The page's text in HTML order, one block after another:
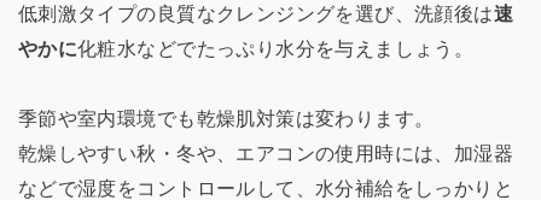
低刺激タイプの良質なクレンジングを選び、洗顔後は速
やかに化粧水などでたっぷり水分を与えましょう。
季節や室内環境でも乾燥肌対策は変わります。
乾燥しやすい秋・冬や、エアコンの使用時には、加湿器
などで湿度をコントロールして、水分補給をしっかりと